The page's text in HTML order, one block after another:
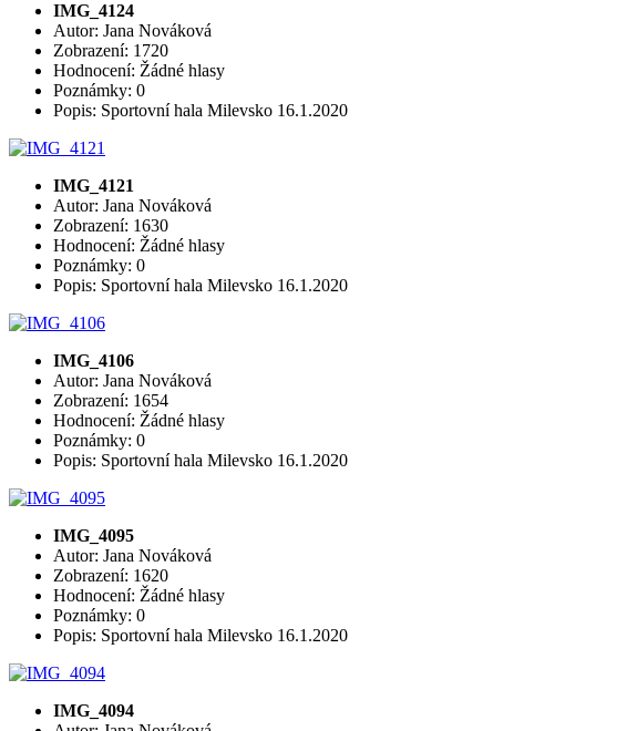
IMG_4124
Autor: Jana Nováková
Zobrazení: 1720
Hodnocení: Žádné hlasy
Poznámky: 0
Popis: Sportovní hala Milevsko 16.1.2020
IMG_4121
Autor: Jana Nováková
Zobrazení: 1630
Hodnocení: Žádné hlasy
Poznámky: 0
Popis: Sportovní hala Milevsko 16.1.2020
IMG_4106
Autor: Jana Nováková
Zobrazení: 1654
Hodnocení: Žádné hlasy
Poznámky: 0
Popis: Sportovní hala Milevsko 16.1.2020
IMG_4095
Autor: Jana Nováková
Zobrazení: 1620
Hodnocení: Žádné hlasy
Poznámky: 0
Popis: Sportovní hala Milevsko 16.1.2020
IMG_4094